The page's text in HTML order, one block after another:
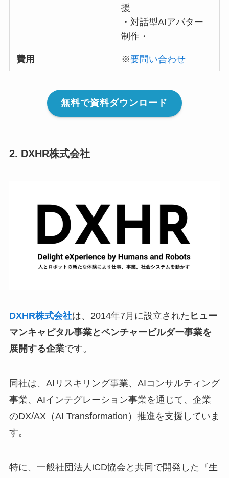
援
・対話型AIアバター
制作・
費用 ※要問い合わせ
無料で資料ダウンロード
2. DXHR株式会社
DXHR株式会社は、2014年7月に設立された ヒュー
マンキャピタル事業とベンチャービルダー事業を
展開する企業です。
同社は、AIリスキリング事業、AIコンサルティング
事業、AIインテグレーション事業を通じて、企業
のDX/AX（AI Transformation）推進を支援していま
す。
特に、一般社団法人iCD協会と共同で開発した『生